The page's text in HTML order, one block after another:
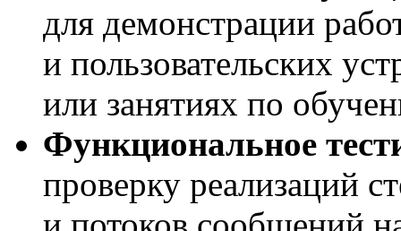
для демонстрации
и пользовательских
или занятиях по
Функциональное
проверку реализаций